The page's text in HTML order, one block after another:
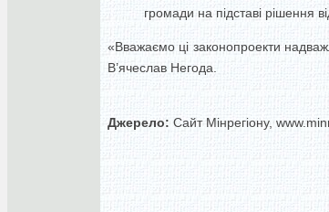
громади на підставі рішення
«Вважаємо ці законопроекти
В’ячеслав Негода.
Джерело: Сайт Мінрегіону,